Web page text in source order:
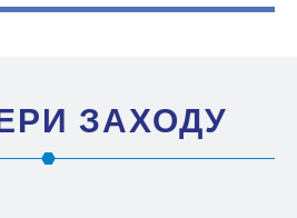
ЗАХОДУ